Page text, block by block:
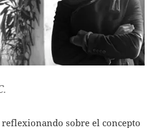
sobre el concepto